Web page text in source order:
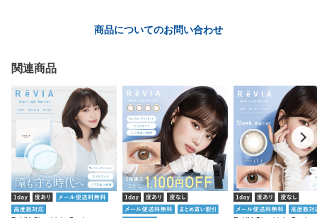
商品についてのお問い合わせ
関連商品